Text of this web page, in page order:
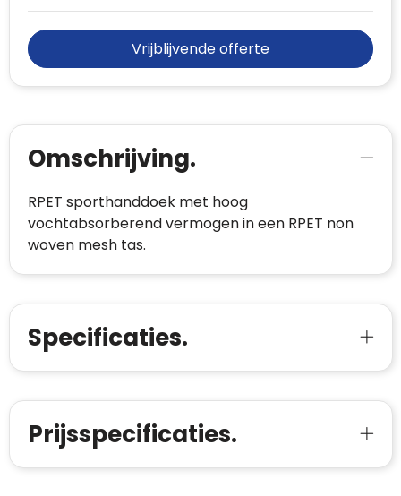
Vrijblijvende offerte
Omschrijving.
RPET sporthanddoek met hoog
vochtabsorberend vermogen in een RPET non
woven mesh tas.
Specificaties.
Prijsspecificaties.